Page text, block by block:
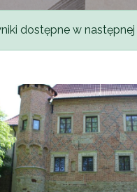
dostępne w następnej